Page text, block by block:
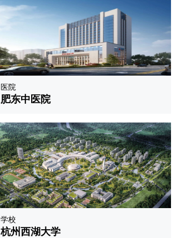
医院
肥东中医院
学校
杭州西湖大学